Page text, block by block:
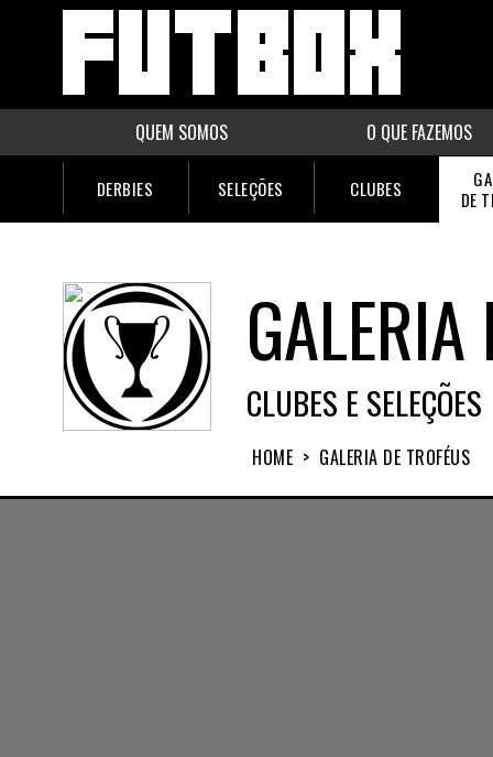
QUEM SOMOS O QUE FAZEMOS
DERBIES SELEÇÕES CLUBES
DE
GALERIA
CLUBES E SELEÇÕES
HOME > GALERIA DE TROFÉUS